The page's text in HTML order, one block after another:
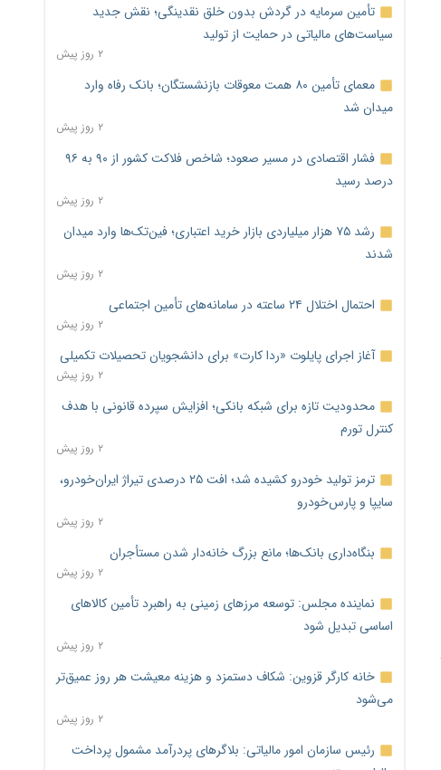
تأمین سرمایه در گردش بدون خلق نقدینگی؛ نقش جدید
سیاست‌های مالیاتی در حمایت از تولید
۲ روز پیش
معمای تأمین ۸۰ همت معوقات بازنشستگان؛ بانک رفاه وارد
میدان شد
۲ روز پیش
فشار اقتصادی در مسیر صعود؛ شاخص فلاکت کشور از ۹۰ به ۹۶
درصد رسید
۲ روز پیش
رشد ۷۵ هزار میلیاردی بازار خرید اعتباری؛ فین‌تک‌ها وارد میدان
شدند
۲ روز پیش
احتمال اختلال ۲۴ ساعته در سامانه‌های تأمین اجتماعی
۲ روز پیش
آغاز اجرای پایلوت «ردا کارت» برای دانشجویان تحصیلات تکمیلی
۲ روز پیش
محدودیت تازه برای شبکه بانکی؛ افزایش سپرده قانونی با هدف
کنترل تورم
۲ روز پیش
ترمز تولید خودرو کشیده شد؛ افت ۲۵ درصدی تیراژ ایران‌خودرو،
سایپا و پارس‌خودرو
۲ روز پیش
بنگاه‌داری بانک‌ها؛ مانع بزرگ خانه‌دار شدن مستأجران
۲ روز پیش
نماینده مجلس: توسعه مرزهای زمینی به راهبرد تأمین کالاهای
اساسی تبدیل شود
۲ روز پیش
خانه کارگر قزوین: شکاف دستمزد و هزینه معیشت هر روز عمیق‌تر
می‌شود
۲ روز پیش
رئیس سازمان امور مالیاتی: بلاگرهای پردرآمد مشمول پرداخت